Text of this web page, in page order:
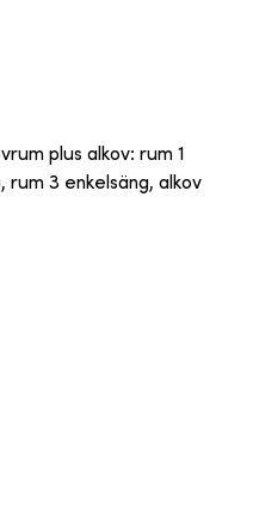
plus alkov: rum 1
rum 3 enkelsäng, alkov